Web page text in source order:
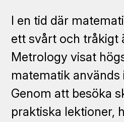
I en tid där
ett svårt och tråkigt
Metrology visat
matematik används
Genom att besöka
praktiska lektioner,